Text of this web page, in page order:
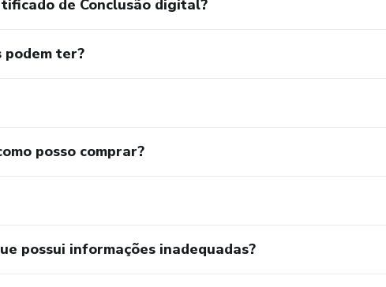
de Conclusão digital?
ter?
posso comprar?
possui informações inadequadas?